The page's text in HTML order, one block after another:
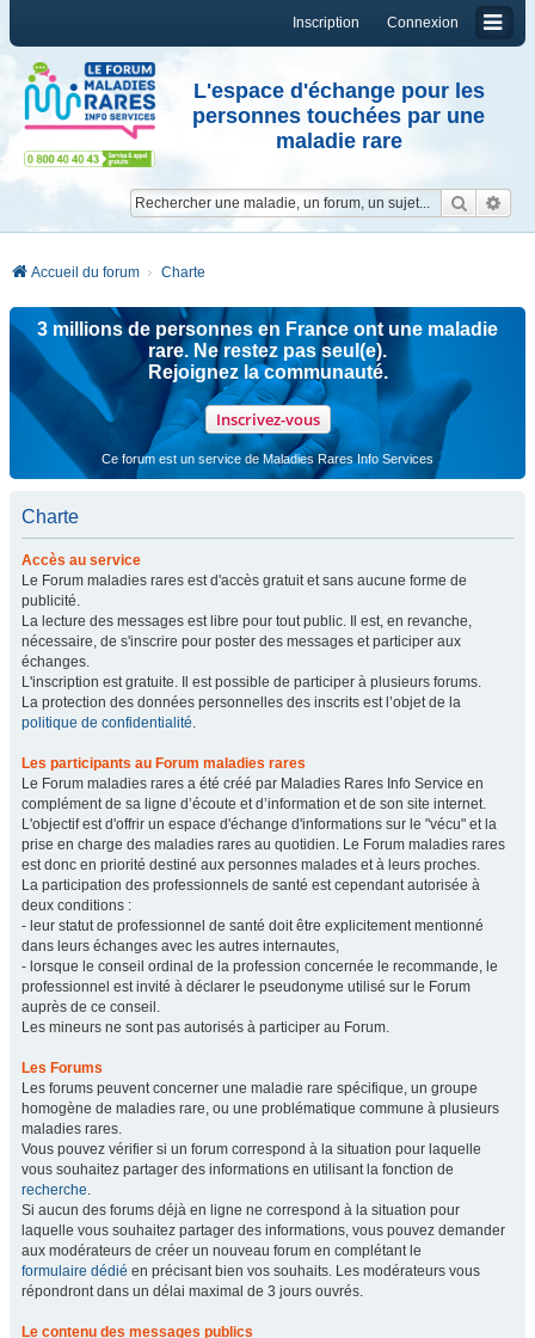
Connexion
Inscription
L'espace d'échange pour les
personnes touchées par une
maladie rare
Accueil du forum Charte
3 millions de personnes en France ont une maladie
rare. Ne restez pas seul(e).
Rejoignez la communauté.
Inscrivez-vous
Ce forum est un service de Maladies Rares Info Services
Charte
Accès au service
Le Forum maladies rares est d'accès gratuit et sans aucune forme de
publicité.
La lecture des messages est libre pour tout public. Il est, en revanche,
nécessaire, de s'inscrire pour poster des messages et participer aux
échanges.
L'inscription est gratuite. Il est possible de participer à plusieurs forums.
La protection des données personnelles des inscrits est l’objet de la
politique de confidentialité.
Les participants au Forum maladies rares
Le Forum maladies rares a été créé par Maladies Rares Info Service en
complément de sa ligne d’écoute et d’information et de son site internet.
L'objectif est d'offrir un espace d'échange d'informations sur le "vécu" et la
prise en charge des maladies rares au quotidien. Le Forum maladies rares
est donc en priorité destiné aux personnes malades et à leurs proches.
La participation des professionnels de santé est cependant autorisée à
deux conditions :
- leur statut de professionnel de santé doit être explicitement mentionné
dans leurs échanges avec les autres internautes,
- lorsque le conseil ordinal de la profession concernée le recommande, le
professionnel est invité à déclarer le pseudonyme utilisé sur le Forum
auprès de ce conseil.
Les mineurs ne sont pas autorisés à participer au Forum.
Les Forums
Les forums peuvent concerner une maladie rare spécifique, un groupe
homogène de maladies rare, ou une problématique commune à plusieurs
maladies rares.
Vous pouvez vérifier si un forum correspond à la situation pour laquelle
vous souhaitez partager des informations en utilisant la fonction de
recherche.
Si aucun des forums déjà en ligne ne correspond à la situation pour
laquelle vous souhaitez partager des informations, vous pouvez demander
aux modérateurs de créer un nouveau forum en complétant le
formulaire dédié en précisant bien vos souhaits. Les modérateurs vous
répondront dans un délai maximal de 3 jours ouvrés.
Le contenu des messages publics